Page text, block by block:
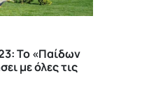
Το «Παίδων
με όλες τις